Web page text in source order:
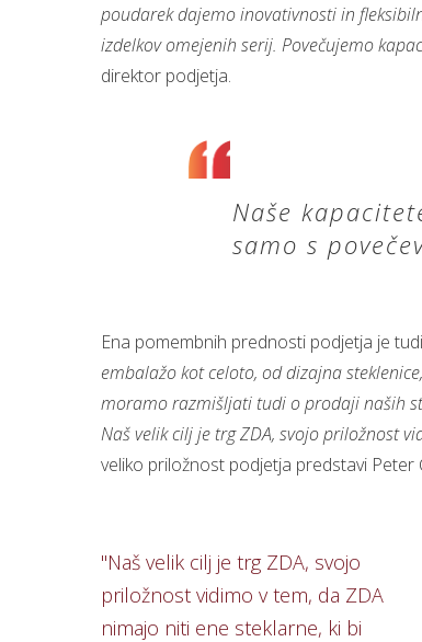
poudarek dajemo inovativnosti in
izdelkov omejenih serij. Povečujemo
direktor podjetja.
Naše
samo s
Ena pomembnih prednosti podjetja je
embalažo kot celoto, od dizajna
moramo razmišljati tudi o prodaji naših
Naš velik cilj je trg ZDA, svojo priložnost
veliko priložnost podjetja predstavi Peter
"Naš velik cilj je trg ZDA, svojo
priložnost vidimo v tem, da ZDA
nimajo niti ene steklarne, ki bi